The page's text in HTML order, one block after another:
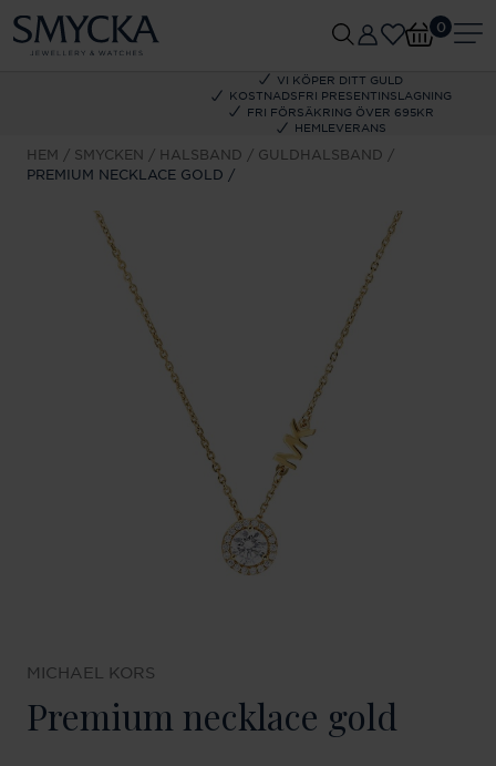
VI KÖPER DITT GULD
KOSTNADSFRI PRESENTINSLAGNING
FRI FÖRSÄKRING ÖVER 695KR
HEMLEVERANS
0
HEM SMYCKEN HALSBAND
GULDHALSBAND
PREMIUM NECKLACE GOLD
MICHAEL KORS
Premium necklace gold